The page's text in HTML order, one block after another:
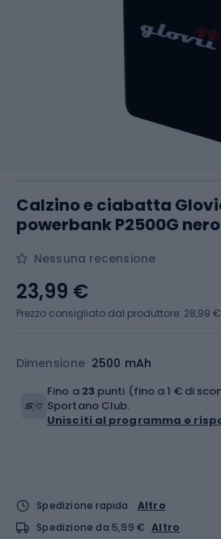
Calzino e ciabatta
powerbank P2500G nero
Nessuna recensione
Dimensione 2500 mAh
23,99 €
Prezzo consigliato dal produttore: 28,99 €
Fino a 23 punti (fino a 1 € di
Sportano Club.
Unisciti al programma e
Spedizione rapida
Altro
Spedizione da 5,99 € Altro